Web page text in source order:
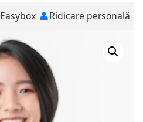
Easybox 👤Ridicare personală